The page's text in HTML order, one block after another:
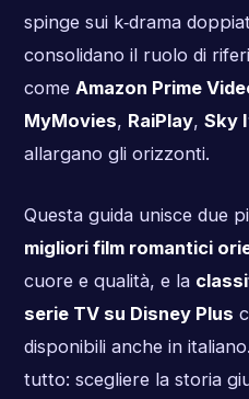
spinge sui k‑drama
consolidano il ruolo di
come Amazon Prime
MyMovies, RaiPlay, Sky
allargano gli orizzonti.
Questa guida unisce due
migliori film romantici
cuore e qualità, e la
serie TV su Disney Plus
disponibili anche in
tutto: scegliere la storia